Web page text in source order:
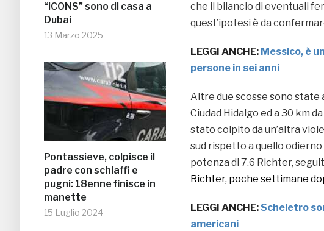
“ICONS” sono di casa a
Dubai
13 Marzo 2025
Pontassieve, colpisce il
padre con schiaffi e
pugni: 18enne finisce in
manette
15 Luglio 2024
che il bilancio di eventuali
quest’ipotesi è da
LEGGI ANCHE: Messico, è
persone in sei anni
Altre due scosse sono state
Ciudad Hidalgo ed a 30 km
stato colpito da un’altra
sud rispetto a quello
potenza di 7.6 Richter,
Richter, poche settimane
LEGGI ANCHE:Scheletro
americani